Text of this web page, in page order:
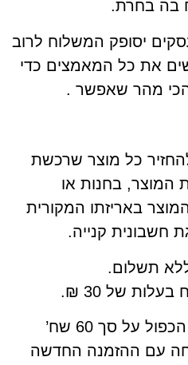
עסקים יסופק המשלוח לרוב
כל המאמצים כדי
שאפשר .
כל מוצר שרכשת
המוצר, בחנות או
המקורית
קנייה.
30 ₪.
עלות המשלוח הכפול על סך 60 שח’
ההזמנה החדשה